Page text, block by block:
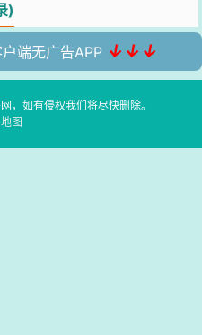
)
端无广告APP ↓↓↓
，如有侵权我们将尽快删除。
图